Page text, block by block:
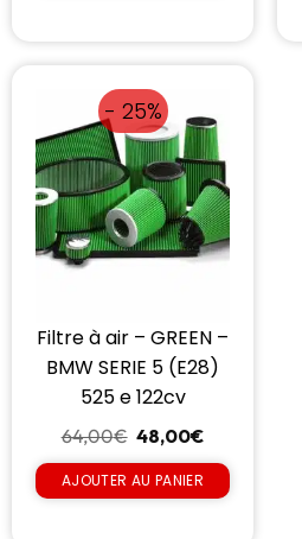
- 25%
Filtre à air – GREEN –
BMW SERIE 5 (E28)
525 e 122cv
64,00€ 48,00€
AJOUTER AU PANIER